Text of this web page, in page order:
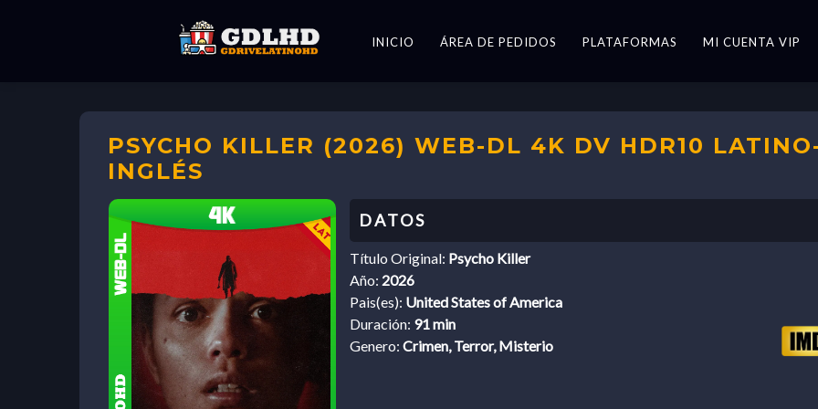
INICIO ÁREA DE PEDIDOS PLATAFORMAS MI CUENTA VIP
PSYCHO KILLER (2026) WEB-DL 4K DV HDR10
INGLÉS
Título Original: Psycho Killer
Año: 2026
Pais(es): United States of America
Duración: 91 min
Genero: Crimen, Terror, Misterio